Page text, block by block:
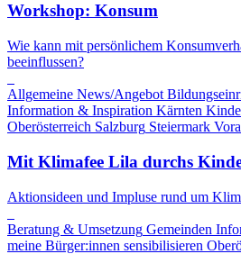
Workshop: Konsum
Wie kann mit persönlichem
beeinflussen?
Allgemeine News/Angebot
Information & Inspiration Kärnten
Oberösterreich Salzburg Steiermark
Mit Klimafee Lila durchs
Aktionsideen und Impluse rund um
Beratung & Umsetzung Gemeinden
meine Bürger:innen sensibilisieren